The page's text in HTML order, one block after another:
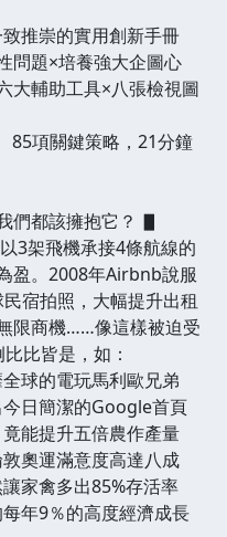
推崇的實用創新手冊
問題×培養強大企圖心
大輔助工具×八張檢視圖
85項關鍵策略，21分鐘
們都該擁抱它？ ▋
3架飛機承接4條航線的
盈。2008年Airbnb說服
宿拍照，大幅提升出租
限商機……像這樣被迫受
比皆是，如：
球的電玩馬利歐兄弟
日簡潔的Google首頁
能提升五倍農作產量
奧運滿意度高達八成
家禽多出85%存活率
年9％的高度經濟成長